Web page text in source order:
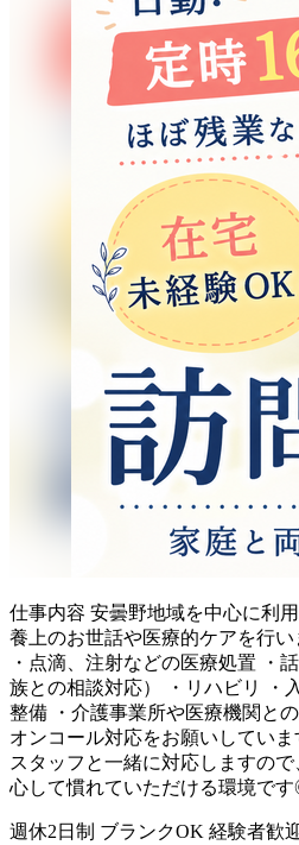
仕事内容 安曇野地域を中心に利
養上のお世話や医療的ケアを行
・点滴、注射などの医療処置 ・
族との相談対応） ・リハビリ ・
整備 ・介護事業所や医療機関
オンコール対応をお願いしてい
スタッフと一緒に対応しますの
心して慣れていただける環境で
週休2日制 ブランクOK 経験者歓